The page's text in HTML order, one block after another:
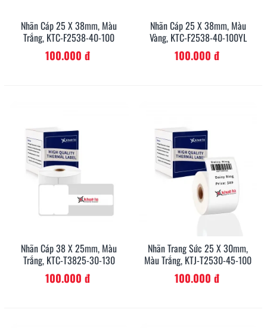
Nhãn Cáp 25 X 38mm, Màu
Trắng, KTC-F2538-40-100
100.000 đ
Nhãn Cáp 25 X 38mm, Màu
Vàng, KTC-F2538-40-100YL
100.000 đ
Nhãn Cáp 38 X 25mm, Màu
Trắng, KTC-T3825-30-130
100.000 đ
Nhãn Trang Sức 25 X 30mm,
Màu Trắng, KTJ-T2530-45-100
100.000 đ